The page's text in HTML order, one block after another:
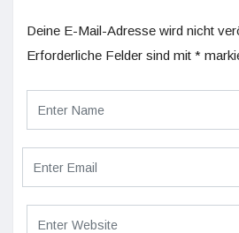
Deine E-Mail-Adresse wird nicht
Erforderliche Felder sind mit *